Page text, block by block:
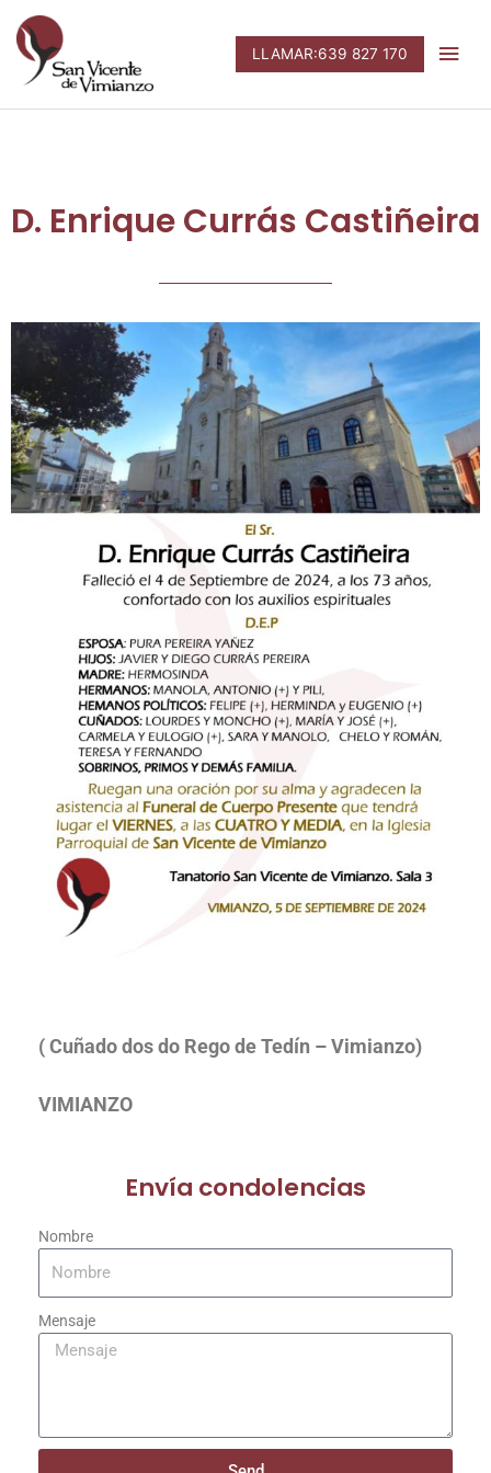
contenido
LLAMAR:639 827 170
D. Enrique Currás Castiñeira
( Cuñado dos do Rego de Tedín – Vimianzo)
VIMIANZO
Envía condolencias
Nombre
Mensaje